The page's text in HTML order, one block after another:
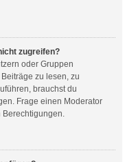
zugreifen?
oder Gruppen
zu lesen, zu
brauchst du
Frage einen Moderator
Berechtigungen.